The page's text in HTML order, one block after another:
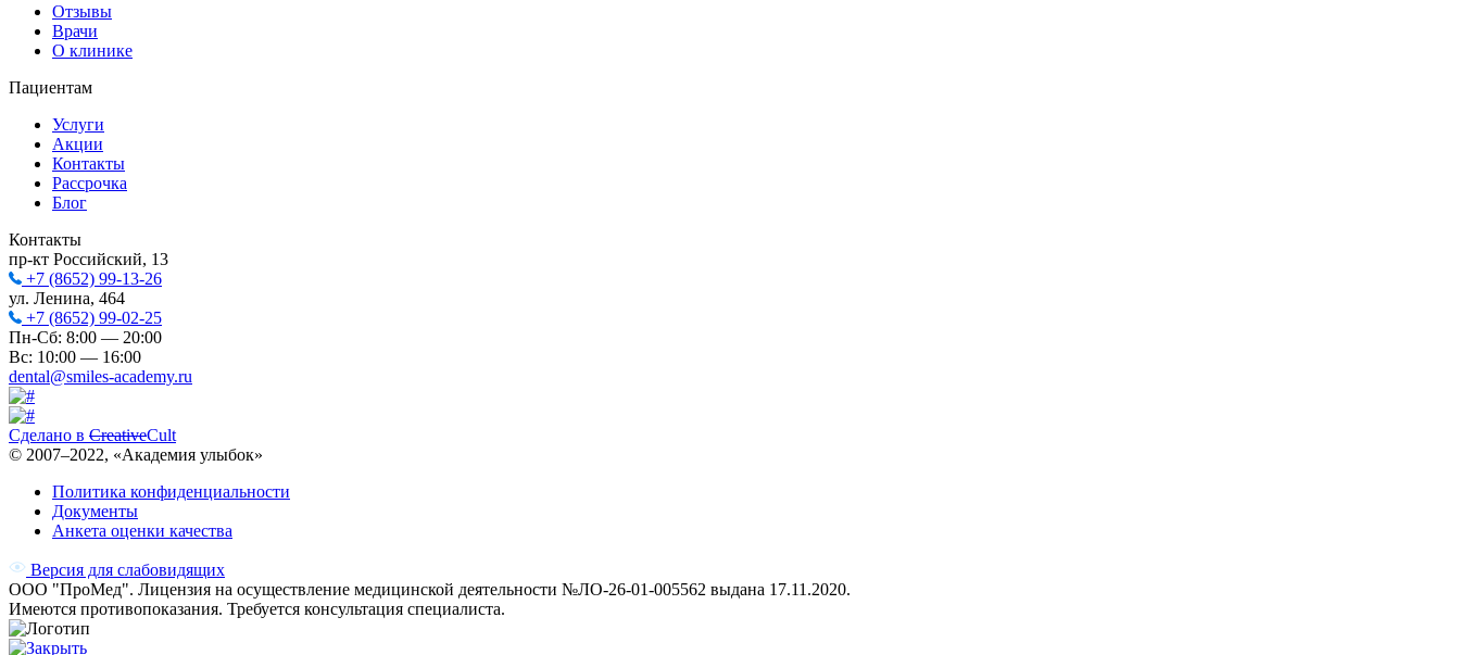
Отзывы
Врачи
О клинике
Пациентам
Услуги
Акции
Контакты
Рассрочка
Блог
Контакты
пр-кт Российский, 13
+7 (8652) 99-13-26
ул. Ленина, 464
+7 (8652) 99-02-25
Пн-Сб: 8:00 — 20:00
Вс: 10:00 — 16:00
dental@smiles-academy.ru
Сделано в CreativeCult
© 2007–2022, «Академия улыбок»
Политика конфиденциальности
Документы
Анкета оценки качества
Версия для слабовидящих
ООО "ПроМед". Лицензия на осуществление медицинской деятельности №ЛО-26-01-005562 выдана 17.11.2020.
Имеются противопоказания. Требуется консультация специалиста.